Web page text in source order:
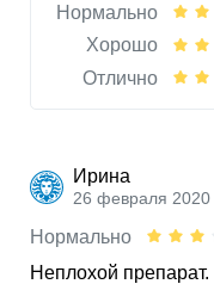
Нормально
Хорошо
Отлично
Ирина
26 февраля 2020
Нормально
Неплохой препарат.